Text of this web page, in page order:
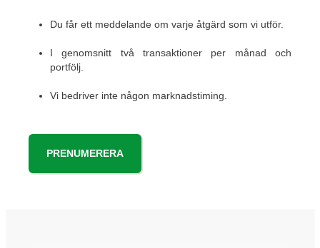
Du får ett meddelande om varje åtgärd som vi utför.
I genomsnitt två transaktioner per månad och
portfölj.
Vi bedriver inte någon marknadstiming.
PRENUMERERA